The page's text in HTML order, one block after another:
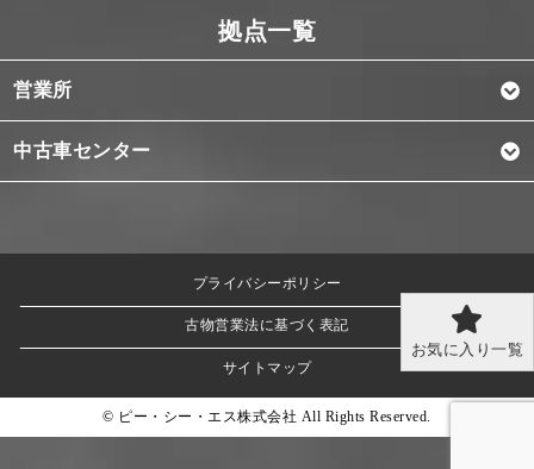
お気に入り一覧
営業所
中古車センター
プライバシーポリシー
古物営業法に基づく表記
サイトマップ
© ピー・シー・エス株式会社 All Rights Reserved.